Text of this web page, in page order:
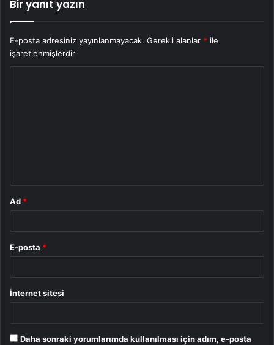
Bir yanıt yazın
E-posta adresiniz yayınlanmayacak. Gerekli alanlar * ile
işaretlenmişlerdir
Ad *
E-posta *
İnternet sitesi
Daha sonraki yorumlarımda kullanılması için adım, e-posta